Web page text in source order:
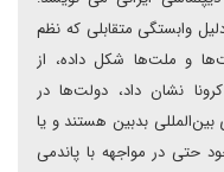
وابستگی متقابلی که نظم‌
و ملت‌ها شکل داده، از
نشان داد، دولت‌ها در
بدبین هستند و یا
حتی در مواجهه با پاندمی